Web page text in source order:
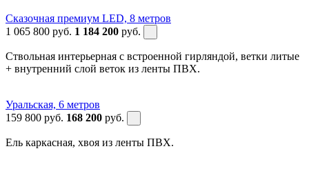
Сказочная премиум LED, 8 метров
1 065 800 руб. 1 184 200 руб.
Ствольная интерьерная с встроенной гирляндой, ветки литые
+ внутренний слой веток из ленты ПВХ.
Уральская, 6 метров
159 800 руб. 168 200 руб.
Ель каркасная, хвоя из ленты ПВХ.